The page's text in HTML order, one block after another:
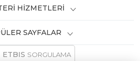
HIZMETLERI
SAYFALAR
ETBIS SORGULAMA